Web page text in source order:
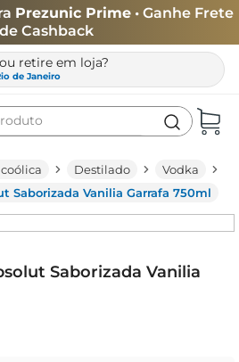
Prezunic Prime • Ganhe Frete
Cashback
retire em loja?
de Janeiro
Destilado
Vodka
Saborizada Vanilia Garrafa 750ml
Saborizada Vanilia